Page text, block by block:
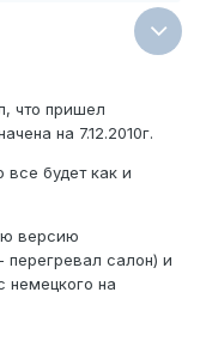
что пришел
на 7.12.2010г.
будет как и
версию
перегревал салон) и
немецкого на